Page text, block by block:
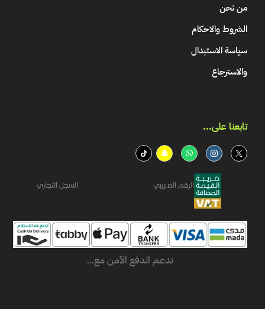
من نحن
الشروط والاحكام
سياسة الاستبدال
والاسترجاع
تابعنا على...​
الرقم الضريبي السجل التجاري
ندعم الدفع الآمن مع...